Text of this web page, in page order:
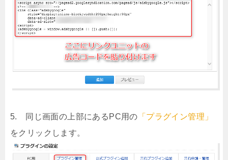
5. 同じ画面の上部にあるPC用の 「プラグイン管理」
をクリックします。